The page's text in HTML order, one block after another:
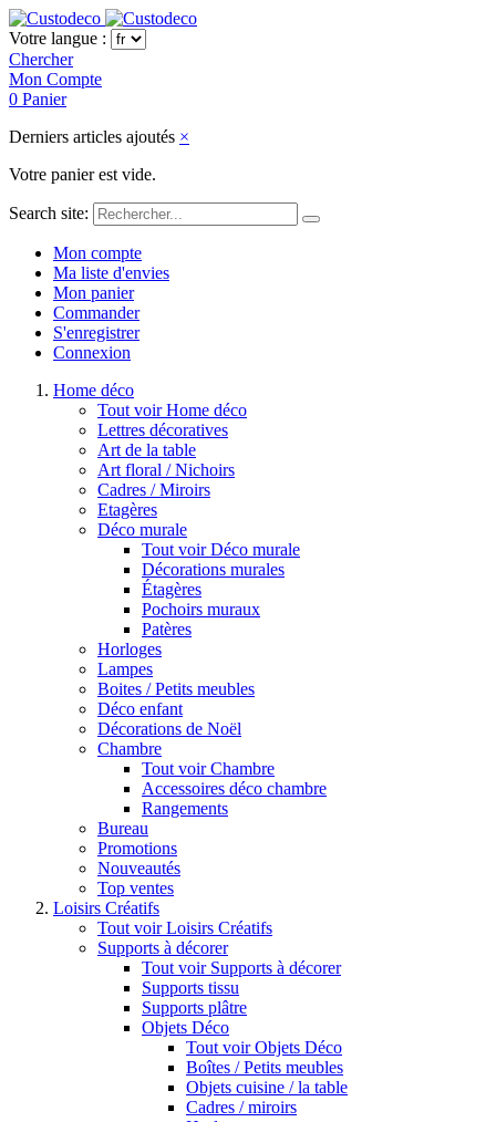
Votre langue :
Chercher
Mon Compte
0 Panier
Derniers articles ajoutés ×
Votre panier est vide.
Search site:
Mon compte
Ma liste d'envies
Mon panier
Commander
S'enregistrer
Connexion
Home déco
Tout voir Home déco
Lettres décoratives
Art de la table
Art floral / Nichoirs
Cadres / Miroirs
Etagères
Déco murale
Tout voir Déco murale
Décorations murales
Étagères
Pochoirs muraux
Patères
Horloges
Lampes
Boites / Petits meubles
Déco enfant
Décorations de Noël
Chambre
Tout voir Chambre
Accessoires déco chambre
Rangements
Bureau
Promotions
Nouveautés
Top ventes
Loisirs Créatifs
Tout voir Loisirs Créatifs
Supports à décorer
Tout voir Supports à décorer
Supports tissu
Supports plâtre
Objets Déco
Tout voir Objets Déco
Boîtes / Petits meubles
Objets cuisine / la table
Cadres / miroirs